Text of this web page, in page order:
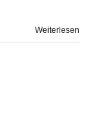
Weiterlesen